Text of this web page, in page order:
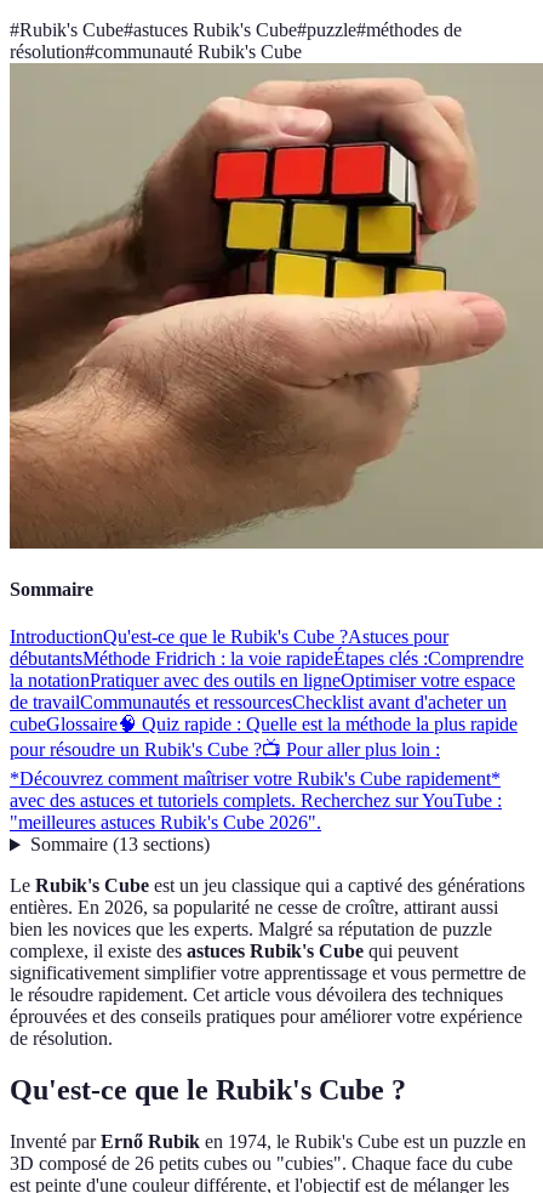
#Rubik's Cube#astuces Rubik's Cube#puzzle#méthodes de
résolution#communauté Rubik's Cube
Sommaire
IntroductionQu'est-ce que le Rubik's Cube ?Astuces pour
débutantsMéthode Fridrich : la voie rapideÉtapes clés :Comprendre
la notationPratiquer avec des outils en ligneOptimiser votre espace
de travailCommunautés et ressourcesChecklist avant d'acheter un
cubeGlossaire🧠 Quiz rapide : Quelle est la méthode la plus rapide
pour résoudre un Rubik's Cube ?📺 Pour aller plus loin :
*Découvrez comment maîtriser votre Rubik's Cube rapidement*
avec des astuces et tutoriels complets. Recherchez sur YouTube :
"meilleures astuces Rubik's Cube 2026".
Sommaire(13 sections)
Le Rubik's Cube est un jeu classique qui a captivé des générations
entières. En 2026, sa popularité ne cesse de croître, attirant aussi
bien les novices que les experts. Malgré sa réputation de puzzle
complexe, il existe des astuces Rubik's Cube qui peuvent
significativement simplifier votre apprentissage et vous permettre de
le résoudre rapidement. Cet article vous dévoilera des techniques
éprouvées et des conseils pratiques pour améliorer votre expérience
de résolution.
Qu'est-ce que le Rubik's Cube ?
Inventé parErnő Rubik en 1974, le Rubik's Cube est un puzzle en
3D composé de 26 petits cubes ou "cubies". Chaque face du cube
est peinte d'une couleur différente, et l'objectif est de mélanger les